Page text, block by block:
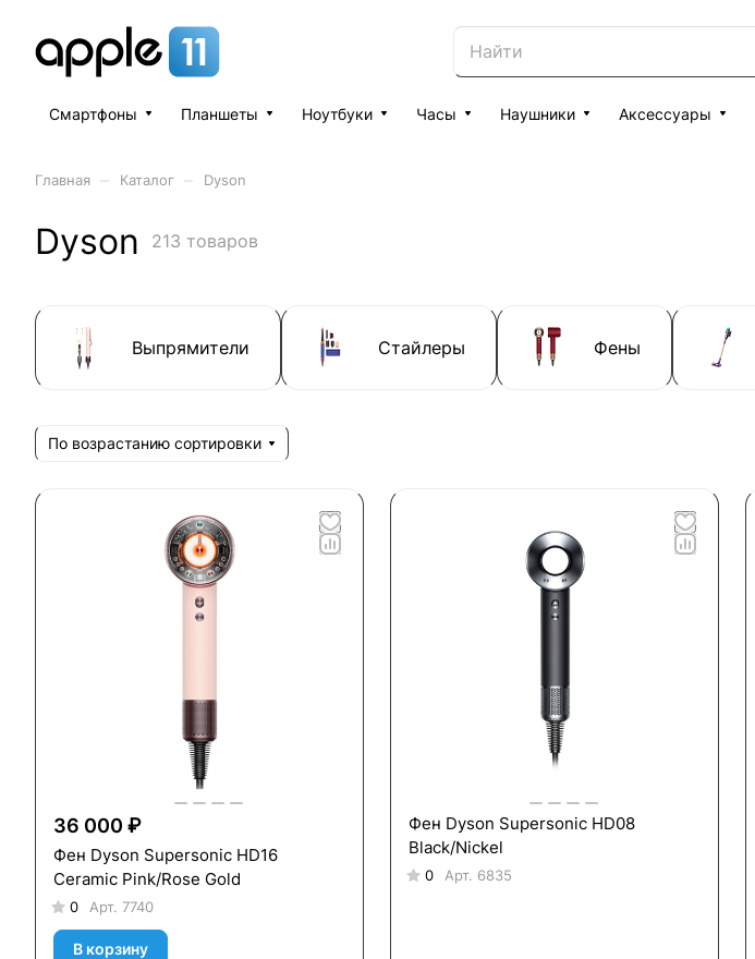
Смартфоны Планшеты Ноутбуки Часы Наушники Аксессуары
Главная Каталог Dyson
Dyson 213 товаров
Выпрямители Стайлеры Фены
По возрастанию сортировки
36 000 ₽
Фен Dyson Supersonic HD16
Ceramic Pink/Rose Gold
0 Арт. 7740
В корзину
Фен Dyson Supersonic HD08
Black/Nickel
0 Арт. 6835